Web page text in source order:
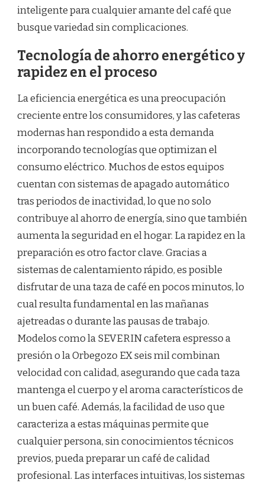
inteligente para cualquier amante del café que
busque variedad sin complicaciones.
Tecnología de ahorro energético y
rapidez en el proceso
La eficiencia energética es una preocupación
creciente entre los consumidores, y las cafeteras
modernas han respondido a esta demanda
incorporando tecnologías que optimizan el
consumo eléctrico. Muchos de estos equipos
cuentan con sistemas de apagado automático
tras periodos de inactividad, lo que no solo
contribuye al ahorro de energía, sino que también
aumenta la seguridad en el hogar. La rapidez en la
preparación es otro factor clave. Gracias a
sistemas de calentamiento rápido, es posible
disfrutar de una taza de café en pocos minutos, lo
cual resulta fundamental en las mañanas
ajetreadas o durante las pausas de trabajo.
Modelos como la SEVERIN cafetera espresso a
presión o la Orbegozo EX seis mil combinan
velocidad con calidad, asegurando que cada taza
mantenga el cuerpo y el aroma característicos de
un buen café. Además, la facilidad de uso que
caracteriza a estas máquinas permite que
cualquier persona, sin conocimientos técnicos
previos, pueda preparar un café de calidad
profesional. Las interfaces intuitivas, los sistemas